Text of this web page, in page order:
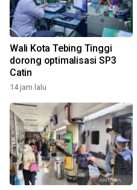
Wali Kota Tebing Tinggi
dorong optimalisasi SP3
Catin
14 jam lalu